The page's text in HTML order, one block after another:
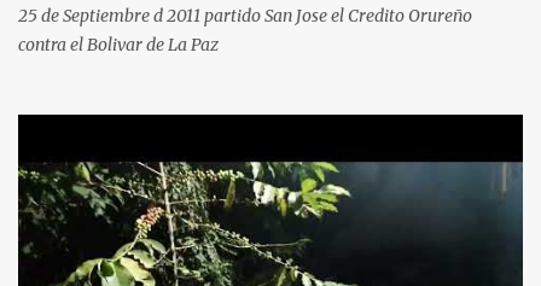
25 de Septiembre d 2011 partido San Jose el Credito Orureño
contra el Bolivar de La Paz